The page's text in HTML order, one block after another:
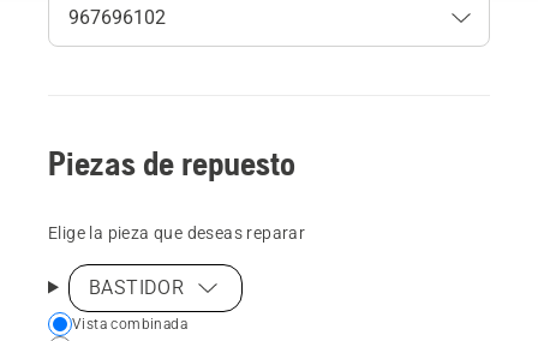
Piezas de repuesto
Elige la pieza que deseas reparar
BASTIDOR
Choose
Vista combinada